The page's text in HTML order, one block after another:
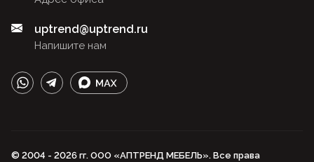
Напишите нам
uptrend@uptrend.ru
© 2004 - 2026 гг. ООО «АПТРЕНД МЕБЕЛЬ». Все права